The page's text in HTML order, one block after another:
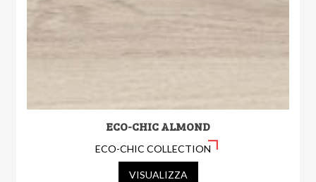
ECO-CHIC ALMOND
ECO-CHIC COLLECTION
VISUALIZZA